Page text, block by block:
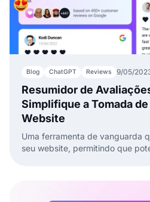
Blog ChatGPT Reviews 9/05/
Resumidor de
Simplifique a Tomada
Website
Uma ferramenta de vanguarda
seu website, permitindo que